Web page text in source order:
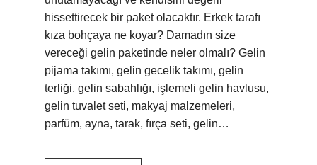
hissettirecek bir paket olacaktır. Erkek tarafı
kıza bohçaya ne koyar? Damadın size
vereceği gelin paketinde neler olmalı? Gelin
pijama takımı, gelin gecelik takımı, gelin
terliği, gelin sabahlığı, işlemeli gelin havlusu,
gelin tuvalet seti, makyaj malzemeleri,
parfüm, ayna, tarak, fırça seti, gelin…